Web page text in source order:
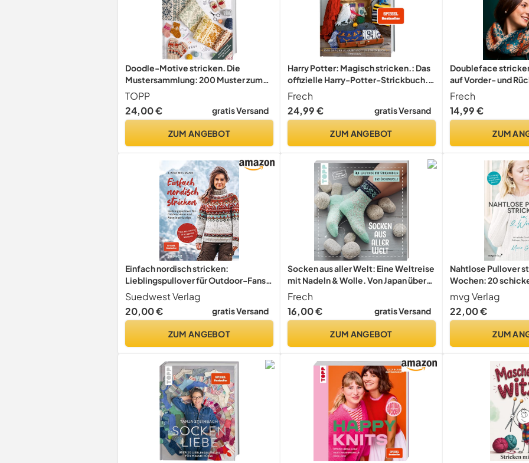
Doodle-Motive stricken. Die
Mustersammlung: 200 Muster zum
Mixen und Matchen. Jacquardmuster
und Anleitungen für unendlich viele
Variationen
TOPP
24,00 €
gratis Versand
ZUM ANGEBOT
Harry Potter: Magisch stricken.: Das
offizielle Harry-Potter-Strickbuch.
Aus den Filmen mit Harry Potter
Frech
24,99 €
gratis Versand
ZUM ANGEBOT
Doubleface
auf Vorder- und
Frech
14,99 €
ZUM
Einfach nordisch stricken:
Lieblingspullover für Outdoor-Fans
und Abenteuerlustige - Die
beliebten Wilderness Sweater -
Suedwest Verlag
20,00 €
gratis Versand
ZUM ANGEBOT
Socken aus aller Welt: Eine Weltreise
mit Nadeln & Wolle. Von Japan über
Skandinavien bis Südamerika - eine
vielfältige und farbenfrohe
Modellsammlung. Lieblingssocken
Frech
16,00 €
gratis Versand
ZUM ANGEBOT
Nahtlose Pullover
Wochen: 20
Pullover, Tops und
dein Lieblingsteil –
passend
mvg Verlag
22,00 €
ZUM